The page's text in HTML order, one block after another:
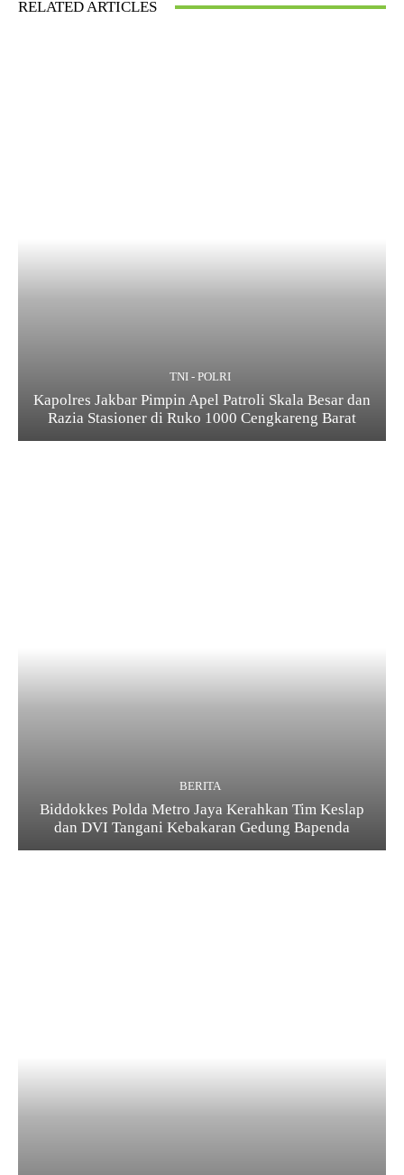
RELATED ARTICLES
TNI - POLRI
Kapolres Jakbar Pimpin Apel Patroli Skala Besar dan
Razia Stasioner di Ruko 1000 Cengkareng Barat
BERITA
Biddokkes Polda Metro Jaya Kerahkan Tim Keslap
dan DVI Tangani Kebakaran Gedung Bapenda